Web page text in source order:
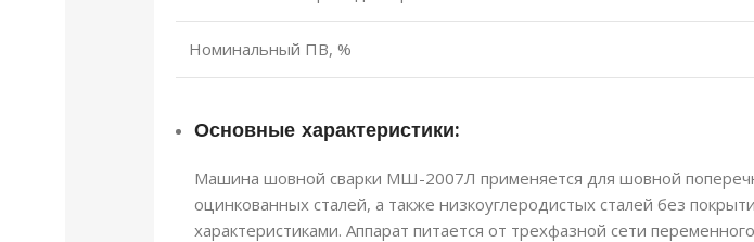
Номинальный ПВ, %
Основные характеристики:
Машина шовной сварки МШ-2007Л применяется для шовной
оцинкованных сталей, а также низкоуглеродистых сталей без
характеристиками. Аппарат питается от трехфазной сети